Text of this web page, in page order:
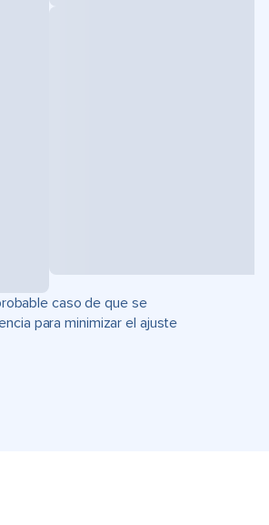
caso de que se
para minimizar el ajuste